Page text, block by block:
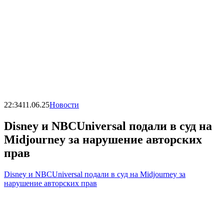
22:3411.06.25Новости
Disney и NBCUniversal подали в суд на
Midjourney за нарушение авторских
прав
Disney и NBCUniversal подали в суд на Midjourney за
нарушение авторских прав